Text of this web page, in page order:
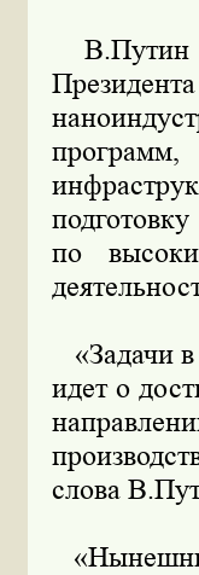
В.Путин
по
«Задачи в
идет о
слова